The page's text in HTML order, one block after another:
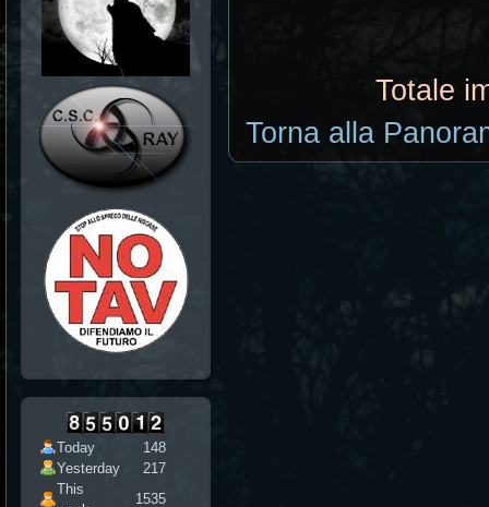
Today
148
Yesterday
217
This
1535
Totale
Torna alla